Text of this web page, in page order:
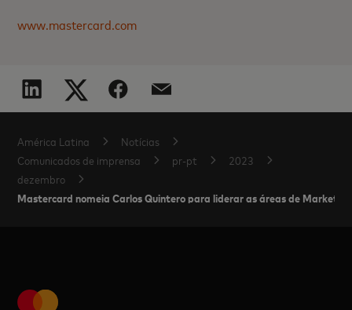
www.mastercard.com
América Latina
Notícias
Comunicados de imprensa
pr-pt
2023
dezembro
Mastercard nomeia Carlos Quintero para liderar as áreas de